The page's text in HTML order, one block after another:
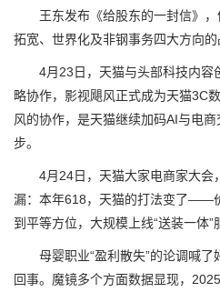
王东发布《给股东的一封信》，
拓宽、世界化及非钢事务四大方向的
4月23日，天猫与头部科技内容
略协作，影视飓风正式成为天猫
风的协作，是天猫继续加码AI与电
步。
4月24日，天猫大家电商家大会
漏：本年618，天猫的打法变了——
到平等方位，大规模上线“送装一体”
母婴职业“盈利散失”的论调喊了
回事。魔镜多个方面数据显现，